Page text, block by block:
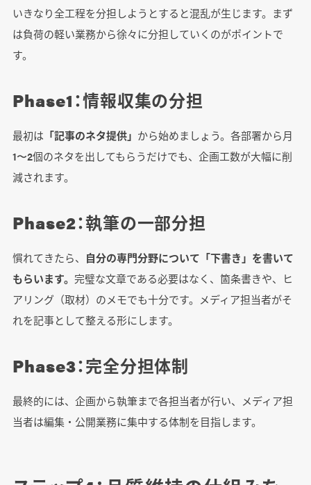
いきなり全工程を分担しようとすると混乱が生じます。まず
は負荷の軽い業務から徐々に分担していくのがポイントで
す。
Phase1：情報収集の分担
最初は 「記事のネタ提供」 から始めましょう。各部署から月
1〜2個のネタを出してもらうだけでも、企画工数が大幅に削
減されます。
Phase2：執筆の一部分担
慣れてきたら、 自分の専門分野について「下書き」を書いて
もらいます。 完璧な文章である必要はなく、箇条書きや、ヒ
アリング（取材）のメモでも十分です。メディア担当者がそ
れを記事として整える形にします。
Phase3：完全分担体制
最終的には、企画から執筆まで各担当者が行い、メディア担
当者は編集・公開業務に集中する体制を目指します。